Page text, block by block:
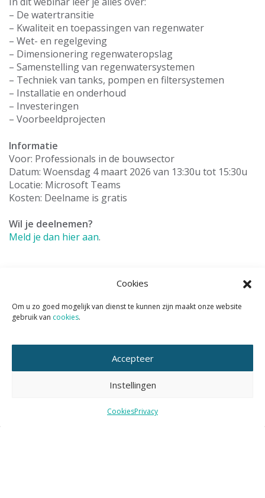
Cookies
Om u zo goed mogelijk van dienst te kunnen zijn maakt onze website
gebruik van cookies.
Accepteer
Instellingen
CookiesPrivacy
– De watertransitie
– Kwaliteit en toepassingen van regenwater
– Wet- en regelgeving
– Dimensionering regenwateropslag
– Samenstelling van regenwatersystemen
– Techniek van tanks, pompen en filtersystemen
– Installatie en onderhoud
– Investeringen
– Voorbeeldprojecten
Informatie
Voor: Professionals in de bouwsector
Datum: Woensdag 4 maart 2026 van 13:30u tot 15:30u
Locatie: Microsoft Teams
Kosten: Deelname is gratis
Wil je deelnemen?
Meld je dan hier aan.
Wil je het KAN nieuws volgen?
Abonneer je dan op de tweewekelijkse nieuwsbrief KAN
Actueel.